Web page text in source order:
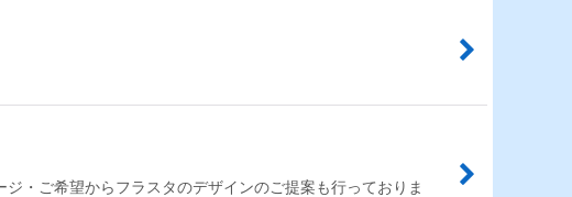
・ご希望からフラスタのデザインのご提案も行っておりま